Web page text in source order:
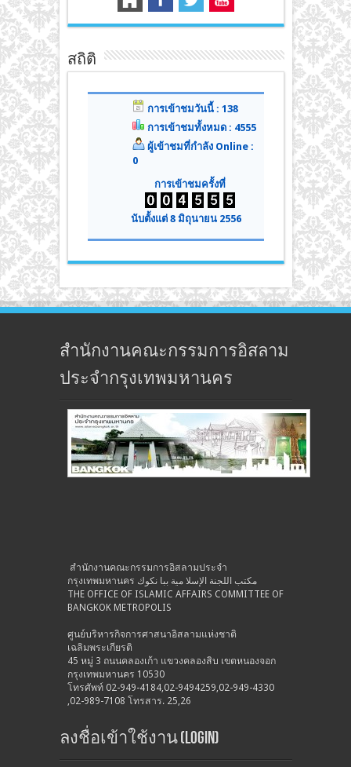
สถิติ
การเข้าชมวันนี้ : 138
การเข้าชมทั้งหมด : 4555
ผู้เข้าชมที่กำลัง Online :
0
การเข้าชมครั้งที่
นับตั้งแต่ 8 มิถุนายน 2556
สำนักงานคณะกรรมการอิสลาม
ประจำกรุงเทพมหานคร
สำนักงานคณะกรรมการอิสลามประจำ
กรุงเทพมหานคร مكتب اللجنة الإسلا مية ببا نكوك
THE OFFICE OF ISLAMIC AFFAIRS COMMITTEE OF
BANGKOK METROPOLIS
ศูนย์บริหารกิจการศาสนาอิสลามแห่งชาติ
เฉลิมพระเกียรติ
45 หมู่ 3 ถนนคลองเก้า แขวงคลองสิบ เขตหนองจอก
กรุงเทพมหานคร 10530
โทรศัพท์ 02-949-4184,02-9494259,02-949-4330
,02-989-7108 โทรสาร. 25,26
ลงชื่อเข้าใช้งาน (Login)